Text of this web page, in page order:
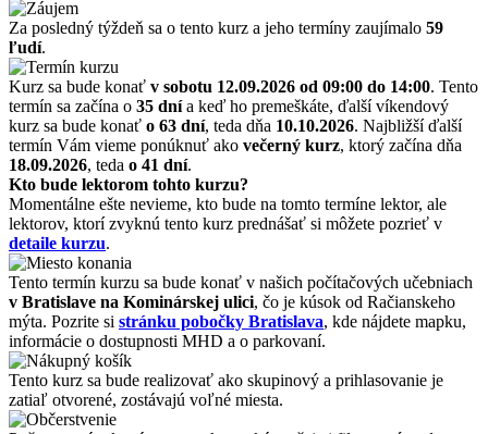
Za posledný týždeň sa o tento kurz a jeho termíny zaujímalo 59
ľudí.
Kurz sa bude konať v sobotu 12.09.2026 od 09:00 do 14:00. Tento
termín sa začína o 35 dnía keď ho premeškáte, ďalší víkendový
kurz sa bude konať o 63 dní, teda dňa 10.10.2026. Najbližší ďalší
termín Vám vieme ponúknuť ako večerný kurz, ktorý začína dňa
18.09.2026, teda o 41 dní.
Kto bude lektorom tohto kurzu?
Momentálne ešte nevieme, kto bude na tomto termíne lektor, ale
lektorov, ktorí zvyknú tento kurz prednášať si môžete pozrieť v
detaile kurzu.
Tento termín kurzu sa bude konať v našich počítačových učebniach
v Bratislave na Kominárskej ulici, čo je kúsok od Račianskeho
mýta. Pozrite si stránku pobočky Bratislava, kde nájdete mapku,
informácie o dostupnosti MHD a o parkovaní.
Tento kurz sa bude realizovať ako skupinový a prihlasovanie je
zatiaľ otvorené, zostávajú voľné miesta.